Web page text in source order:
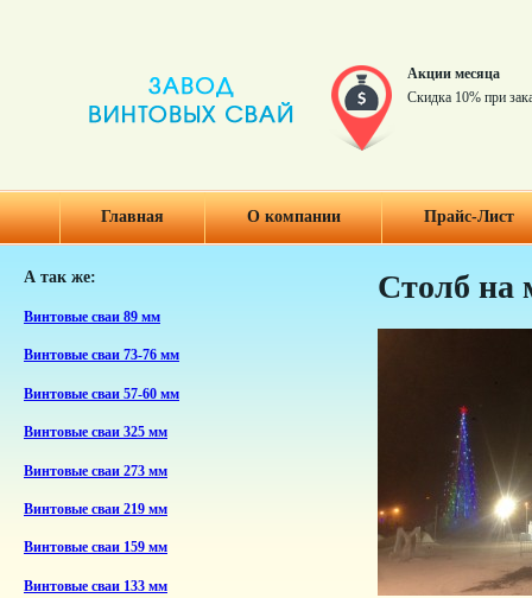
Акции месяца
Скидка 10% при
Главная О компании Прайс-Лист
А так же:
Винтовые сваи 89 мм
Винтовые сваи 73-76 мм
Винтовые сваи 57-60 мм
Винтовые сваи 325 мм
Винтовые сваи 273 мм
Винтовые сваи 219 мм
Винтовые сваи 159 мм
Винтовые сваи 133 мм
Столб на